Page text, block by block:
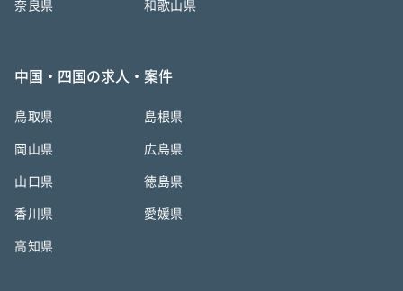
奈良県 和歌山県
中国・四国の求人・案件
鳥取県 島根県
岡山県 広島県
山口県 徳島県
香川県 愛媛県
高知県